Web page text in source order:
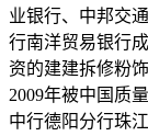
业银行、中邦交
行南洋贸易银行
资的建建拆修粉
2009年被中国质
中行德阳分行珠